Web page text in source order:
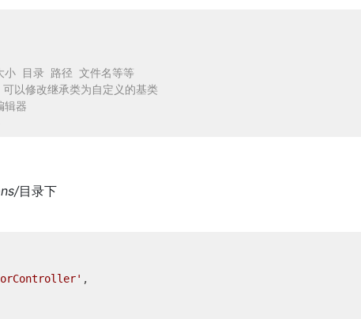
大小 目录 路径 文件名等等
以修改继承类为自定义的基类
辑器
目录下
,